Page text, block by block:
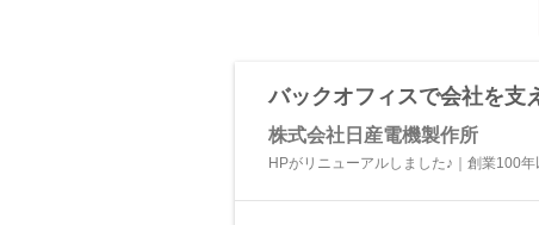
バックオフィスで会社を
株式会社日産電機製作所
HPがリニューアルしました♪｜創業100